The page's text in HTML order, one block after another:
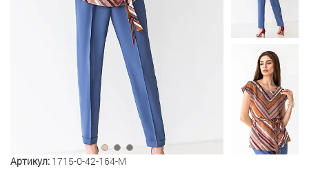
Артикул: 1715-0-42-164-M